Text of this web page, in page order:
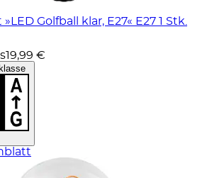
Golfball klar, E27« E27 1 Stk.
19,99 €